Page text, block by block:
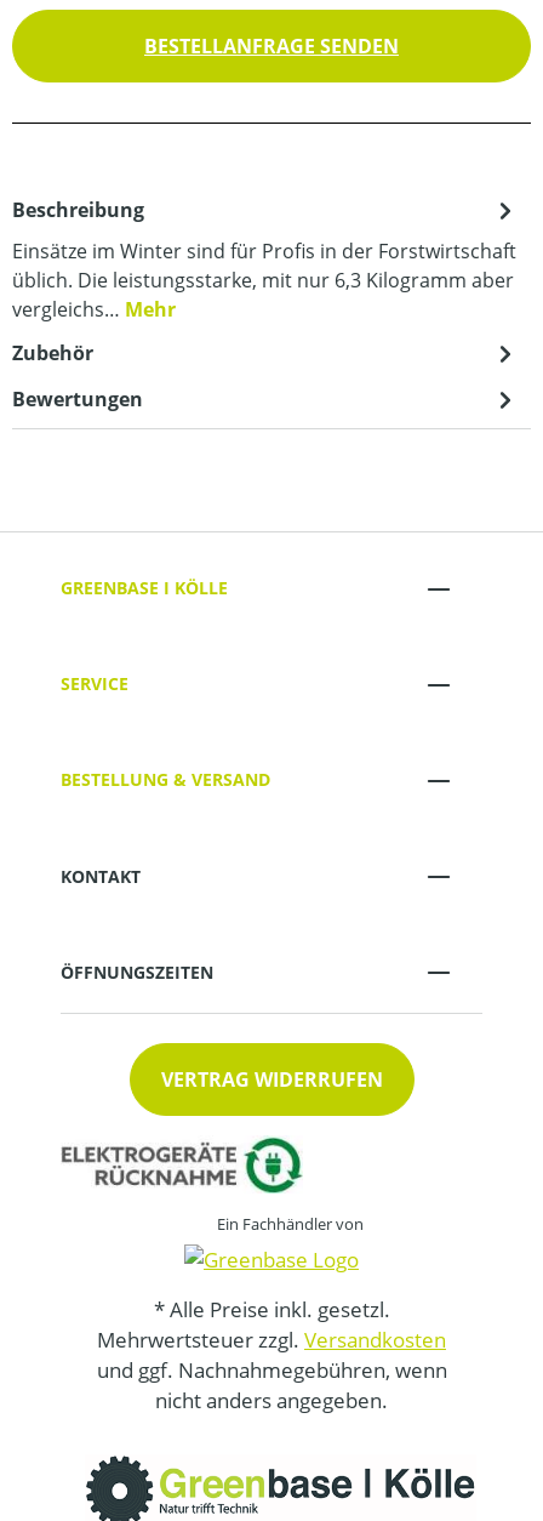
BESTELLANFRAGE SENDEN
Beschreibung
Einsätze im Winter sind für Profis in der Forstwirtschaft
üblich. Die leistungsstarke, mit nur 6,3 Kilogramm aber
vergleichs… Mehr
Zubehör
Bewertungen
GREENBASE I KÖLLE
SERVICE
BESTELLUNG & VERSAND
KONTAKT
ÖFFNUNGSZEITEN
VERTRAG WIDERRUFEN
Ein Fachhändler von
* Alle Preise inkl. gesetzl.
Mehrwertsteuer zzgl. Versandkosten
und ggf. Nachnahmegebühren, wenn
nicht anders angegeben.